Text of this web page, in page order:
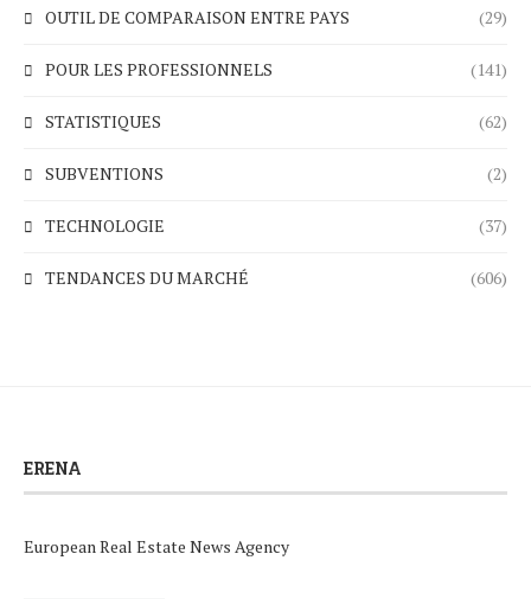
OUTIL DE COMPARAISON ENTRE PAYS (29)
POUR LES PROFESSIONNELS (141)
STATISTIQUES (62)
SUBVENTIONS (2)
TECHNOLOGIE (37)
TENDANCES DU MARCHÉ (606)
ERENA
European Real Estate News Agency